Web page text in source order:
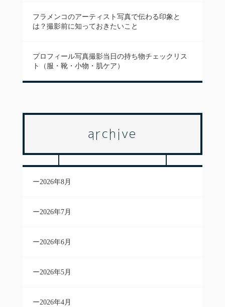
フラメンコのアーティスト写真で伝わる印象と
は？撮影前に知っておきたいこと
プロフィール写真撮影当日の持ち物チェックリス
ト（服・靴・小物・肌ケア）
archive
2026年8月
2026年7月
2026年6月
2026年5月
2026年4月